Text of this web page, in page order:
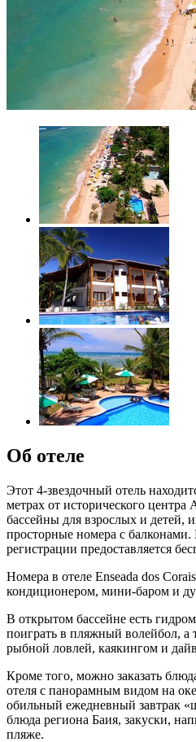
Об отеле
Этот 4-звездочный отель
метрах от исторического
бассейны для взрослых и детей,
просторные номера с балконами.
регистрации предоставляется
Номера в отеле Enseada dos
кондиционером, мини-баром и
В открытом бассейне есть
поиграть в пляжный волейбол, а
рыбной ловлей, каякингом и
Кроме того, можно заказать
отеля с панорамным видом на
обильный ежедневный завтрак
блюда региона Баия, закуски,
пляже.